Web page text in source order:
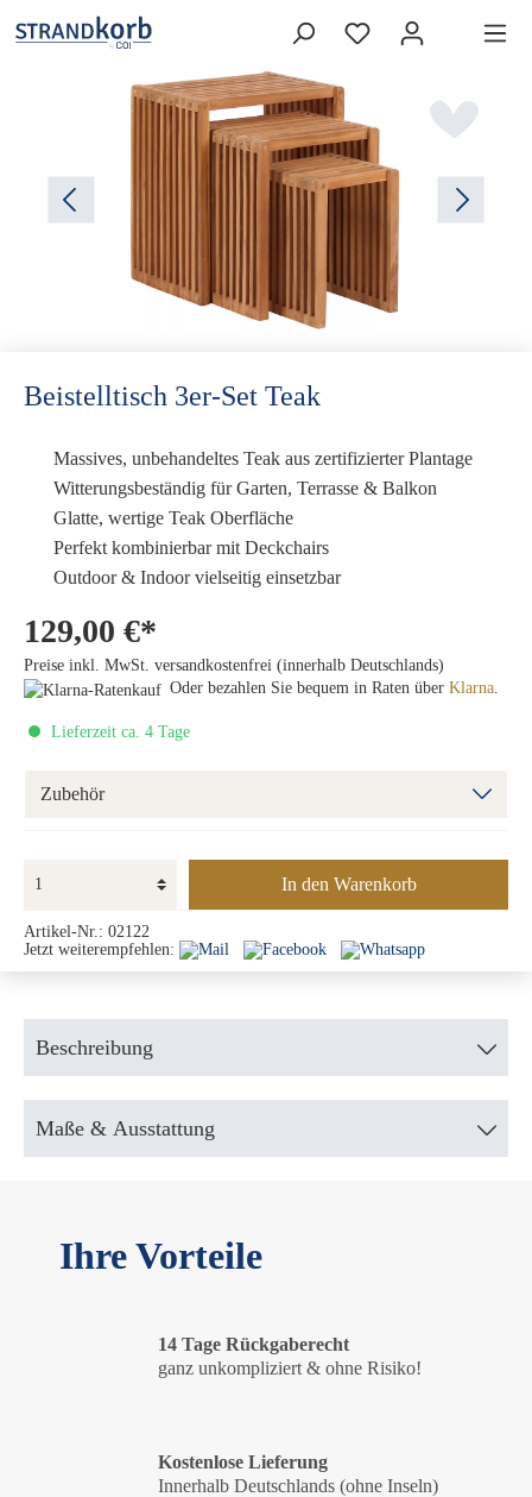
Beistelltisch 3er-Set Teak
Massives, unbehandeltes Teak aus zertifizierter Plantage
Witterungsbeständig für Garten, Terrasse & Balkon
Glatte, wertige Teak Oberfläche
Perfekt kombinierbar mit Deckchairs
Outdoor & Indoor vielseitig einsetzbar
129,00 €*
Preise inkl. MwSt. versandkostenfrei (innerhalb Deutschlands)
Oder bezahlen Sie bequem in Raten über Klarna.
Lieferzeit ca. 4 Tage
Zubehör
In den Warenkorb
Artikel-Nr.: 02122
Jetzt weiterempfehlen:
Beschreibung
Maße & Ausstattung
Ihre Vorteile
14 Tage Rückgaberecht
ganz unkompliziert & ohne Risiko!
Kostenlose Lieferung
Innerhalb Deutschlands (ohne Inseln)